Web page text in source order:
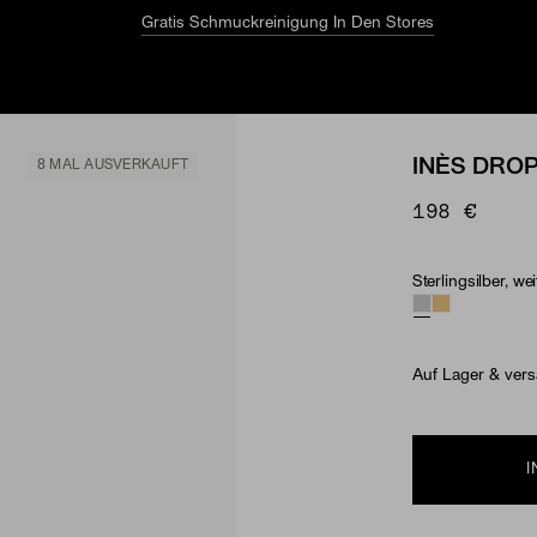
Gratis Schmuckreinigung In Den Stores
8 MAL AUSVERKAUFT INÈS
198 €
Material &
Sterlingsilber,
Auf Lager &